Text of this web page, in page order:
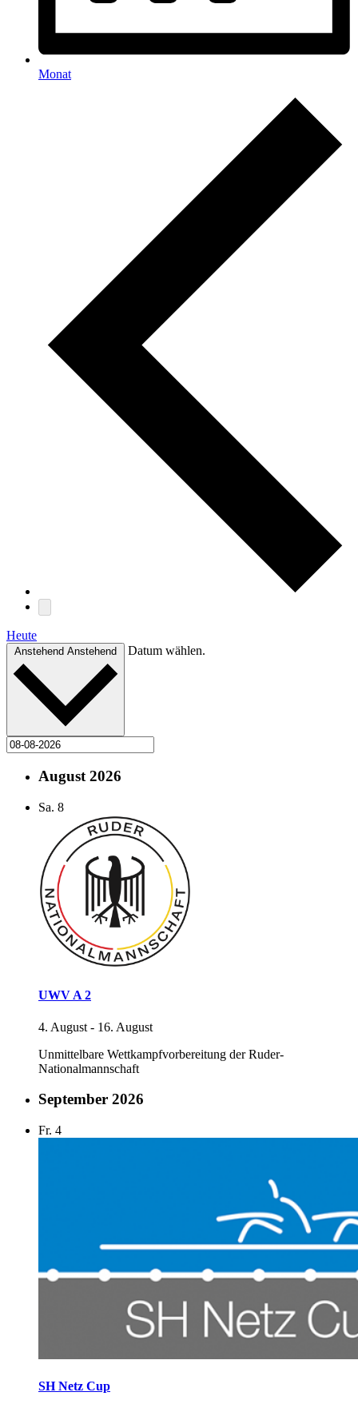
Monat
Heute
Anstehend Anstehend Datum wählen.
August 2026
Sa. 8
UWV A 2
4. August - 16. August
Unmittelbare Wettkampfvorbereitung der Ruder-
Nationalmannschaft
September 2026
Fr. 4
SH Netz Cup